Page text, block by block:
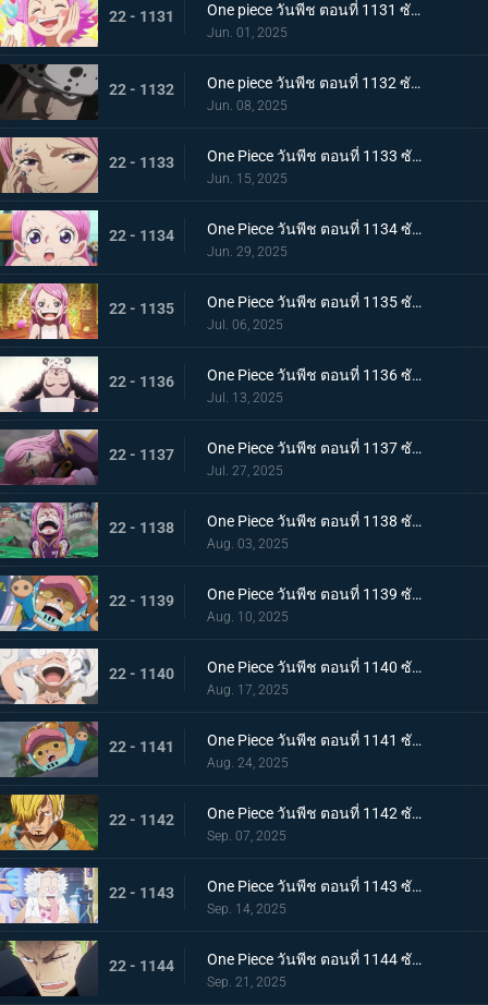
22 - 1131 One piece วันพีช ตอนที่ 1131 ซับไทย ความสุขเพียงชั่วคราว คุมาจี้กับจินนี่
Jun. 01, 2025
22 - 1132 One piece วันพีช ตอนที่ 1132 ซับไทย คำสาบานที่มีให้กับจินนี่ คุมะที่ได้กลายเป็นพ่อ
Jun. 08, 2025
22 - 1133 One Piece วันพีช ตอนที่ 1133 ซับไทย ช่วยบอนนี่ "แปซิฟิสต้า" ผู้ใจเสาะ คุมะ
Jun. 15, 2025
22 - 1134 One Piece วันพีช ตอนที่ 1134 ซับไทย ชะตากรรมอันโหดร้าย การตัดสินใจของคุมะผู้เป็นพ่อ
Jun. 29, 2025
22 - 1135 One Piece วันพีช ตอนที่ 1135 ซับไทย สู่ทะเลที่พ่ออยู่ อนาคตที่บอนนี่เลือก
Jul. 06, 2025
22 - 1136 One Piece วันพีช ตอนที่ 1136 ซับไทย ชีวิตของคุมะ
Jul. 13, 2025
22 - 1137 One Piece วันพีช ตอนที่ 1137 ซับไทย ขอโทษนะคุณพ่อ น้ำตาของบอนนี่กับหมัดของคุมะ
Jul. 27, 2025
22 - 1138 One Piece วันพีช ตอนที่ 1138 ซับไทย ขอบคุณค่ะ คุณพ่อ โอบกอดแสนอบอุ่นของบอนนี่กับคุมะ
Aug. 03, 2025
22 - 1139 One Piece วันพีช ตอนที่ 1139 ซับไทย เอ็กเฮดถูกทำลาย เริ่มต้นบัสเตอร์คอล
Aug. 10, 2025
22 - 1140 One Piece วันพีช ตอนที่ 1140 ซับไทย ฮีโร่ที่หลงใหล นักรบแห่งการปลดปล่อยผู้ช่วยเหลือบอนนี่
Aug. 17, 2025
22 - 1141 One Piece วันพีช ตอนที่ 1141 ซับไทย กองหนุนที่พึ่งพาได้ ดอรี่กับโบรกี้มาถึงแล้ว
Aug. 24, 2025
22 - 1142 One Piece วันพีช ตอนที่ 1142 ซับไทย ได้ยินแล้วตอบด้วย โลกเอ๋ย ข้อความของเวก้าพังค์
Sep. 07, 2025
22 - 1143 One Piece วันพีช ตอนที่ 1143 ซับไทย แผนลับของเวก้าพังค์ การถ่ายทอดสดทั่วโลกอันบีบคั้น
Sep. 14, 2025
22 - 1144 One Piece วันพีช ตอนที่ 1144 ซับไทย ที่สุดของฝันร้าย การรวมพลของห้าผู้เฒ่า
Sep. 21, 2025